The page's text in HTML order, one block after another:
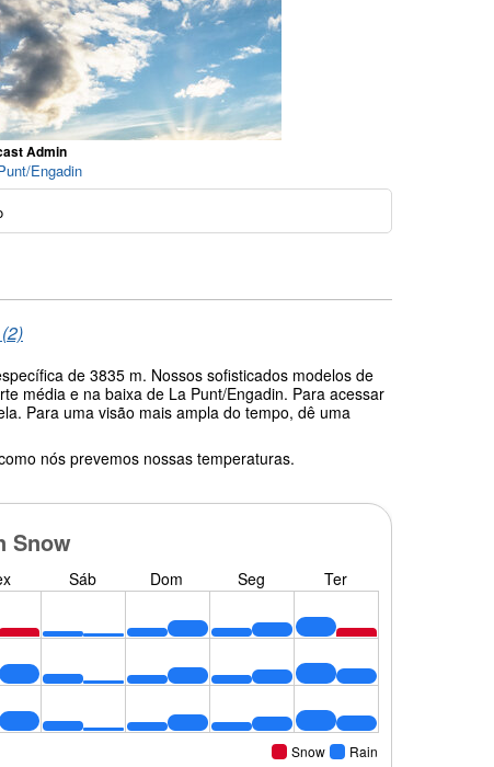
Admin
Engadin
de 3835 m. Nossos sofisticados modelos de
média e na baixa de La Punt/Engadin. Para acessar
Para uma visão mais ampla do tempo, dê uma
nós prevemos nossas temperaturas.